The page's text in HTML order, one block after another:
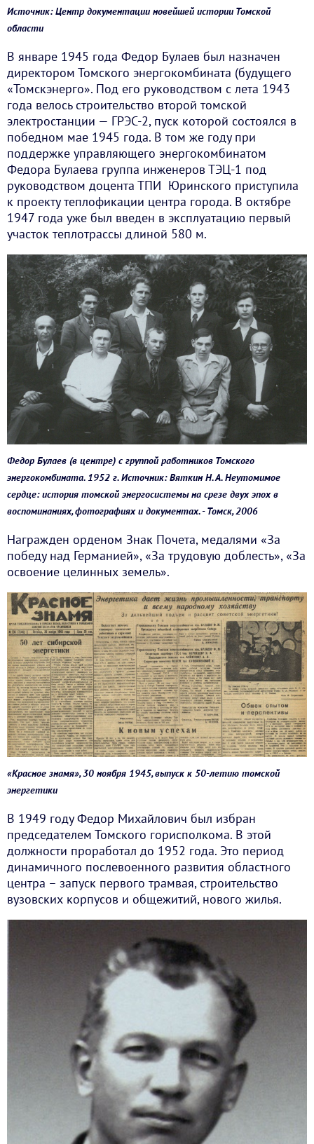
Источник: Центр документации новейшей истории Томской
области
В январе 1945 года Федор Булаев был назначен
директором Томского энергокомбината (будущего
«Томскэнерго». Под его руководством с лета 1943
года велось строительство второй томской
электростанции — ГРЭС-2, пуск которой состоялся в
победном мае 1945 года. В том же году при
поддержке управляющего энергокомбинатом
Федора Булаева группа инженеров ТЭЦ-1 под
руководством доцента ТПИ Юринского приступила
к проекту теплофикации центра города. В октябре
1947 года уже был введен в эксплуатацию первый
участок теплотрассы длиной 580 м.
Федор Булаев (в центре) с группой работников Томского
энергокомбината. 1952 г. Источник: Вяткин Н. А. Неутомимое
сердце: история томской энергосистемы на срезе двух эпох в
воспоминаниях, фотографиях и документах. - Томск, 2006
Награжден орденом Знак Почета, медалями «За
победу над Германией», «За трудовую доблесть», «За
освоение целинных земель».
«Красное знамя», 30 ноября 1945, выпуск к 50-летию томской
энергетики
В 1949 году Федор Михайлович был избран
председателем Томского горисполкома. В этой
должности проработал до 1952 года. Это период
динамичного послевоенного развития областного
центра – запуск первого трамвая, строительство
вузовских корпусов и общежитий, нового жилья.